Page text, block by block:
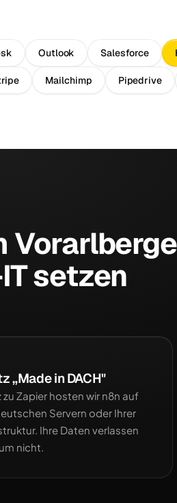
Outlook Salesforce
Mailchimp Pipedrive
setzen
„Made in DACH"
Zapier hosten wir n8n auf
Servern oder Ihrer
Ihre Daten verlassen
nicht.